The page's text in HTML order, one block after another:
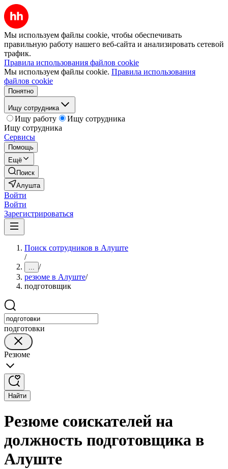
Мы используем файлы cookie, чтобы обеспечивать
правильную работу нашего веб-сайта и анализировать сетевой
трафик.
Правила использования файлов cookie
Мы используем файлы cookie. Правила использования
файлов cookie
Понятно
Ищу сотрудника
Ищу работу
Ищу сотрудника
Ищу сотрудника
Сервисы
Помощь
Ещё
Поиск
Алушта
Войти
Войти
Зарегистрироваться
Поиск сотрудников в Алуште
/
... /
резюме в Алуште/
подготовщик
подготовки
Резюме
Найти
Резюме соискателей на
должность подготовщика в
Алуште